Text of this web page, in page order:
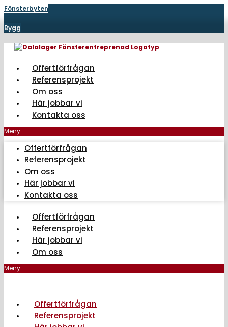
Hoppa
innehåll
Fönsterbyten
Bygg
Offertförfrågan
Referensprojekt
Om oss
Här jobbar vi
Kontakta oss
Meny
Offertförfrågan
Referensprojekt
Om oss
Här jobbar vi
Kontakta oss
Offertförfrågan
Referensprojekt
Här jobbar vi
Om oss
Meny
Offertförfrågan
Referensprojekt